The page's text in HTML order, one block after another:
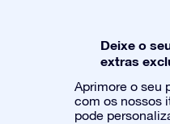
Deixe o
extras
Aprimore o seu
com os nossos
pode